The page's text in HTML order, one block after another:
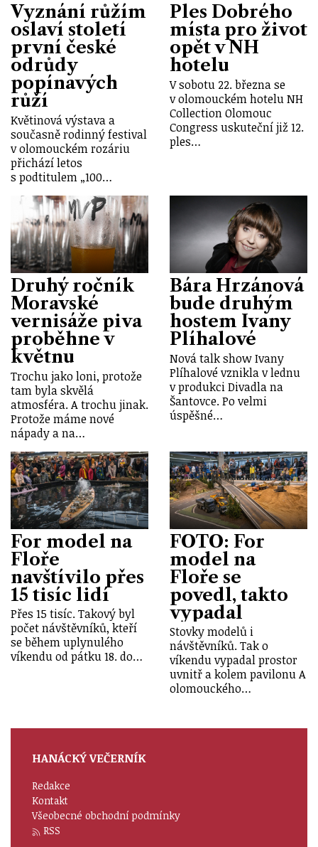
Vyznání růžím
oslaví století
první české
odrůdy
popínavých
růží
Květinová výstava a
současně rodinný festival
v olomouckém rozáriu
přichází letos
s podtitulem „100…
Ples Dobrého
místa pro život
opět v NH
hotelu
V sobotu 22. března se
v olomouckém hotelu NH
Collection Olomouc
Congress uskuteční již 12.
ples…
Druhý ročník
Moravské
vernisáže piva
proběhne v
květnu
Trochu jako loni, protože
tam byla skvělá
atmosféra. A trochu jinak.
Protože máme nové
nápady a na…
Bára Hrzánová
bude druhým
hostem Ivany
Plíhalové
Nová talk show Ivany
Plíhalové vznikla v lednu
v produkci Divadla na
Šantovce. Po velmi
úspěšné…
For model na
Floře
navštívilo přes
15 tisíc lidí
Přes 15 tisíc. Takový byl
počet návštěvníků, kteří
se během uplynulého
víkendu od pátku 18. do…
FOTO: For
model na
Floře se
povedl, takto
vypadal
Stovky modelů i
návštěvníků. Tak o
víkendu vypadal prostor
uvnitř a kolem pavilonu A
olomouckého…
HANÁCKÝ VEČERNÍK
Redakce
Kontakt
Všeobecné obchodní podmínky
RSS